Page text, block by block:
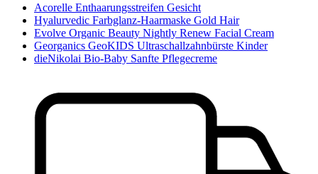
Acorelle Enthaarungsstreifen Gesicht
Hyalurvedic Farbglanz-Haarmaske Gold Hair
Evolve Organic Beauty Nightly Renew Facial Cream
Georganics GeoKIDS Ultraschallzahnbürste Kinder
dieNikolai Bio-Baby Sanfte Pflegecreme